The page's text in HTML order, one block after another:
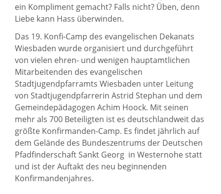
ein Kompliment gemacht? Falls nicht? Üben, denn
Liebe kann Hass überwinden.
Das 19. Konfi-Camp des evangelischen Dekanats
Wiesbaden wurde organisiert und durchgeführt
von vielen ehren- und wenigen hauptamtlichen
Mitarbeitenden des evangelischen
Stadtjugendpfarramts Wiesbaden unter Leitung
von Stadtjugendpfarrerin Astrid Stephan und dem
Gemeindepädagogen Achim Hoock. Mit seinen
mehr als 700 Beteiligten ist es deutschlandweit das
größte Konfirmanden-Camp. Es findet jährlich auf
dem Gelände des Bundeszentrums der Deutschen
Pfadfinderschaft Sankt Georg in Westernohe statt
und ist der Auftakt des neu beginnenden
Konfirmandenjahres.